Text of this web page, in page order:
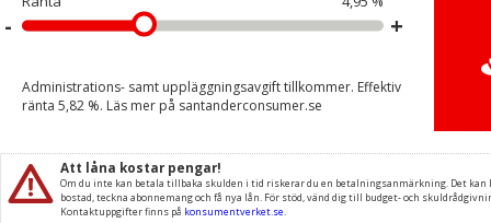
Administrations- samt uppläggningsavgift tillkommer. Effektiv
ränta 5,82 %. Läs mer på santanderconsumer.se
Att låna kostar pengar!
Om du inte kan betala tillbaka skulden i tid riskerar du en betalningsanmärkning. Det
bostad, teckna abonnemang och få nya lån. För stöd, vänd dig till budget- och
Kontaktuppgifter finns på konsumentverket.se.